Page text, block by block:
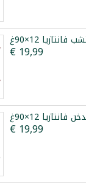
€ 19,99
€ 19,99